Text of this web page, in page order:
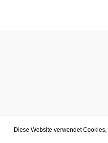
Diese Website verwendet